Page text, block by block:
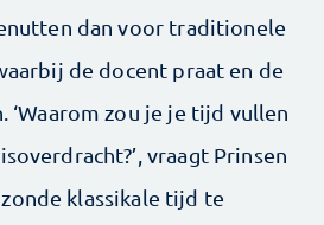
dan voor traditionele
de docent praat en de
zou je je tijd vullen
vraagt Prinsen
zonde klassikale tijd te